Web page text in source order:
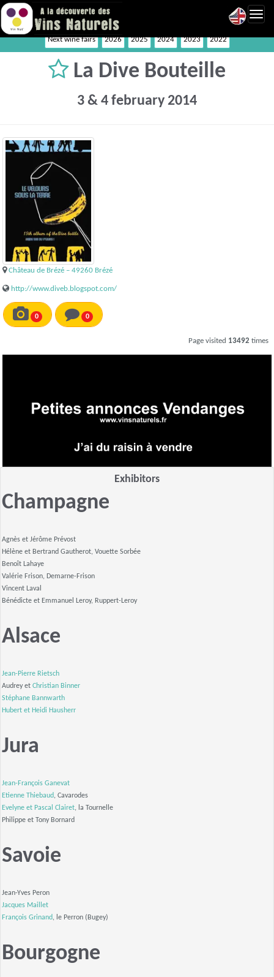
Next wine fairs 2026 2025 2024 2023 2022
La Dive Bouteille
3 & 4 february 2014
Château de Brézé – 49260 Brézé
http://www.diveb.blogspot.com/
0 0
Page visited 13492 times
Exhibitors
Champagne
Agnès et Jérôme Prévost
Hélène et Bertrand Gautherot, Vouette Sorbée
Benoît Lahaye
Valérie Frison, Demarne-Frison
Vincent Laval
Bénédicte et Emmanuel Leroy, Ruppert-Leroy
Alsace
Jean-Pierre Rietsch
Audrey et Christian Binner
Stéphane Bannwarth
Hubert et Heidi Hausherr
Jura
Jean-François Ganevat
Etienne Thiebaud, Cavarodes
Evelyne et Pascal Clairet, la Tournelle
Philippe et Tony Bornard
Savoie
Jean-Yves Peron
Jacques Maillet
François Grinand, le Perron (Bugey)
Bourgogne